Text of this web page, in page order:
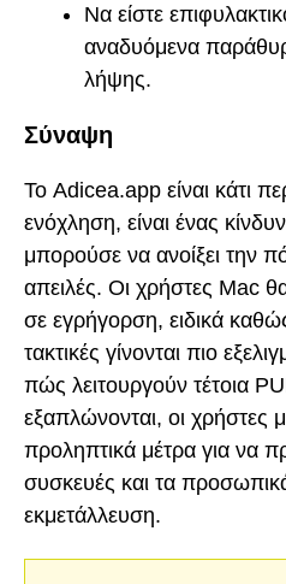
Να είστε
αναδυόμενα
λήψης.
Σύναψη
Το Adicea.app είναι κάτι
ενόχληση, είναι ένας
μπορούσε να ανοίξει την
απειλές. Οι χρήστες Mac
σε εγρήγορση, ειδικά
τακτικές γίνονται πιο
πώς λειτουργούν τέτοια
εξαπλώνονται, οι
προληπτικά μέτρα για να
συσκευές και τα
εκμετάλλευση.